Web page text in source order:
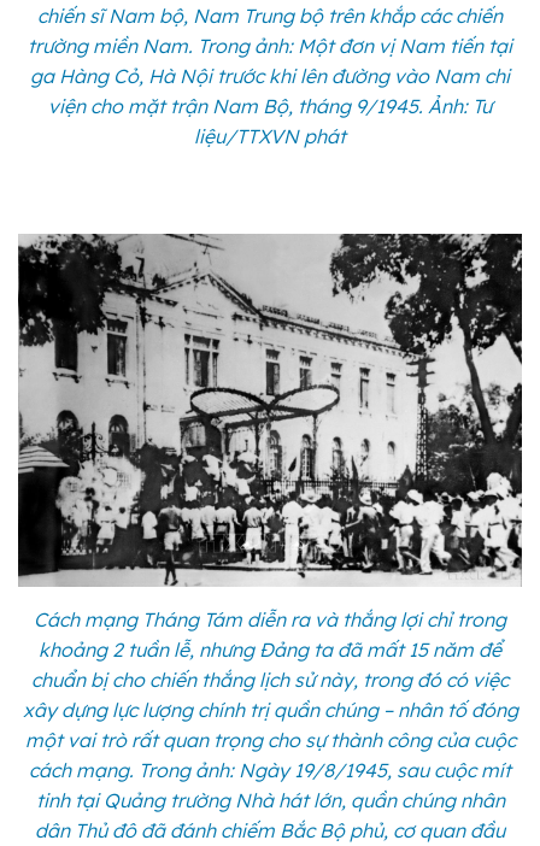
chiến sĩ Nam bộ, Nam Trung bộ trên khắp các chiến
trường miền Nam. Trong ảnh: Một đơn vị Nam tiến tại
ga Hàng Cỏ, Hà Nội trước khi lên đường vào Nam chi
viện cho mặt trận Nam Bộ, tháng 9/1945. Ảnh: Tư
liệu/TTXVN phát
Cách mạng Tháng Tám diễn ra và thắng lợi chỉ trong
khoảng 2 tuần lễ, nhưng Đảng ta đã mất 15 năm để
chuẩn bị cho chiến thắng lịch sử này, trong đó có việc
xây dựng lực lượng chính trị quần chúng – nhân tố đóng
một vai trò rất quan trọng cho sự thành công của cuộc
cách mạng. Trong ảnh: Ngày 19/8/1945, sau cuộc mít
tinh tại Quảng trường Nhà hát lớn, quần chúng nhân
dân Thủ đô đã đánh chiếm Bắc Bộ phủ, cơ quan đầu